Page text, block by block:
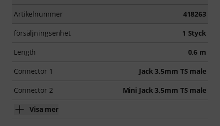
Artikelnummer 418263
försäljningsenhet 1 Styck
Length 0,6 m
Connector 1 Jack 3,5mm TS male
Connector 2 Mini Jack 3,5mm TS male
Visa mer